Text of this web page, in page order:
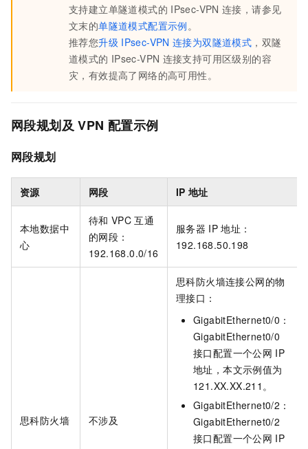
支持建立单隧道模式的 IPsec-VPN 连接，请参见
文末的单隧道模式配置示例 。
推荐您升级 IPsec-VPN 连接为双隧道模式 ，双隧
道模式的 IPsec-VPN 连接支持可用区级别的容
灾，有效提高了网络的高可用性。
网段规划及 VPN 配置示例
网段规划
资源 网段 IP 地址
本地数据中
心
待和 VPC 互通
的网段：
192.168.0.0/16
服务器 IP 地址：
192.168.50.198
思科防火墙 不涉及
思科防火墙连接公网的物
理接口：
GigabitEthernet0/0：
GigabitEthernet0/0
接口配置一个公网 IP
地址，本文示例值为
121.XX.XX.211。
GigabitEthernet0/2：
GigabitEthernet0/2
接口配置一个公网 IP